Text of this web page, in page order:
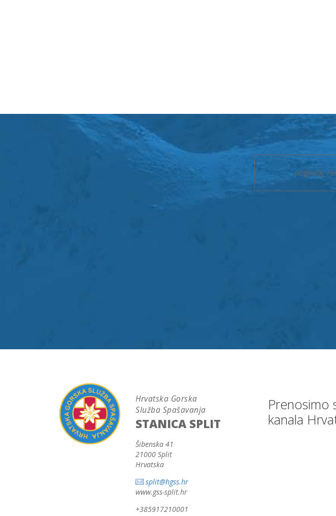
pogledaj
Hrvatska Gorska
Služba Spašavanja
STANICA SPLIT
Šibenska 41
21000 Split
Hrvatska
split@hgss.hr
www.gss-split.hr
+385917210001
Prenosimo
kanala